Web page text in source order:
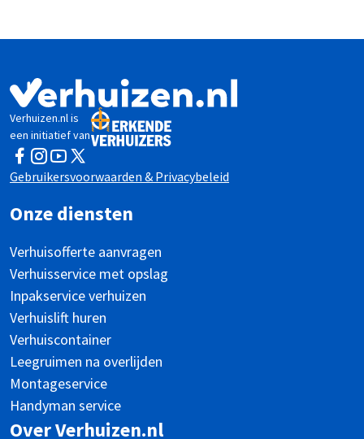
Verhuizen.nl is
een initiatief van
Facebook
Instagram
YouTubeTwitter
Gebruikersvoorwaarden & Privacybeleid
Onze diensten
Verhuisofferte aanvragen
Verhuisservice met opslag
Inpakservice verhuizen
Verhuislift huren
Verhuiscontainer
Leegruimen na overlijden
Montageservice
Handyman service
Over Verhuizen.nl